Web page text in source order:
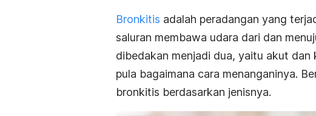
Bronkitis adalah peradangan yang
saluran membawa udara dari dan
dibedakan menjadi dua, yaitu akut
pula bagaimana cara menanganinya.
bronkitis berdasarkan jenisnya.